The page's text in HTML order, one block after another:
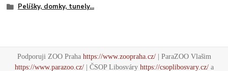
Pelíšky, domky, tunely...
Podporuji ZOO Praha https://www.zoopraha.cz/| ParaZOO Vlašim
https://www.parazoo.cz/| ČSOP Libosváry https://csoplibosvary.cz/a